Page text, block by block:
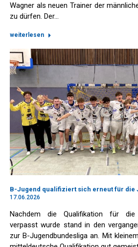
Wagner als neuen Trainer der
zu dürfen. Der…
weiterlesen
B-Jugend qualifiziert sich erneut für die
17.06.2026
Nachdem die Qualifikation für die
verpasst wurde stand in den
zur B-Jugendbundesliga an. Mit